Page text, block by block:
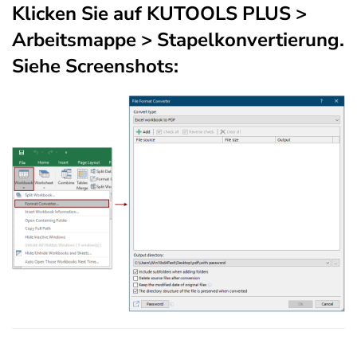
Klicken Sie auf KUTOOLS PLUS >
Arbeitsmappe > Stapelkonvertierung.
Siehe Screenshots: